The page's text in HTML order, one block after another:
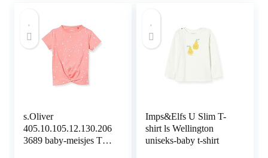
s.Oliver
405.10.105.12.130.206
3689 baby-meisjes T-
Imps&Elfs U Slim T-
shirt ls Wellington
uniseks-baby t-shirt